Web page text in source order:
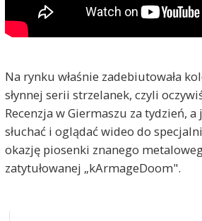
Na rynku właśnie zadebiutowała
słynnej serii strzelanek, czyli
Recenzja w Giermaszu za tydzień,
słuchać i oglądać wideo do
okazję piosenki znanego
zatytułowanej „kArmageDoom".